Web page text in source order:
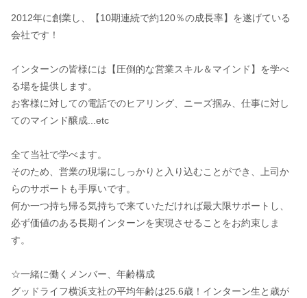
2012年に創業し、【10期連続で約120％の成長率】を遂げている
会社です！
インターンの皆様には【圧倒的な営業スキル＆マインド】を学べ
る場を提供します。
お客様に対しての電話でのヒアリング、ニーズ掴み、仕事に対し
てのマインド醸成...etc
全て当社で学べます。
そのため、営業の現場にしっかりと入り込むことができ、上司か
らのサポートも手厚いです。
何か一つ持ち帰る気持ちで来ていただければ最大限サポートし、
必ず価値のある長期インターンを実現させることをお約束しま
す。
☆一緒に働くメンバー、年齢構成
グッドライフ横浜支社の平均年齢は25.6歳！インターン生と歳が